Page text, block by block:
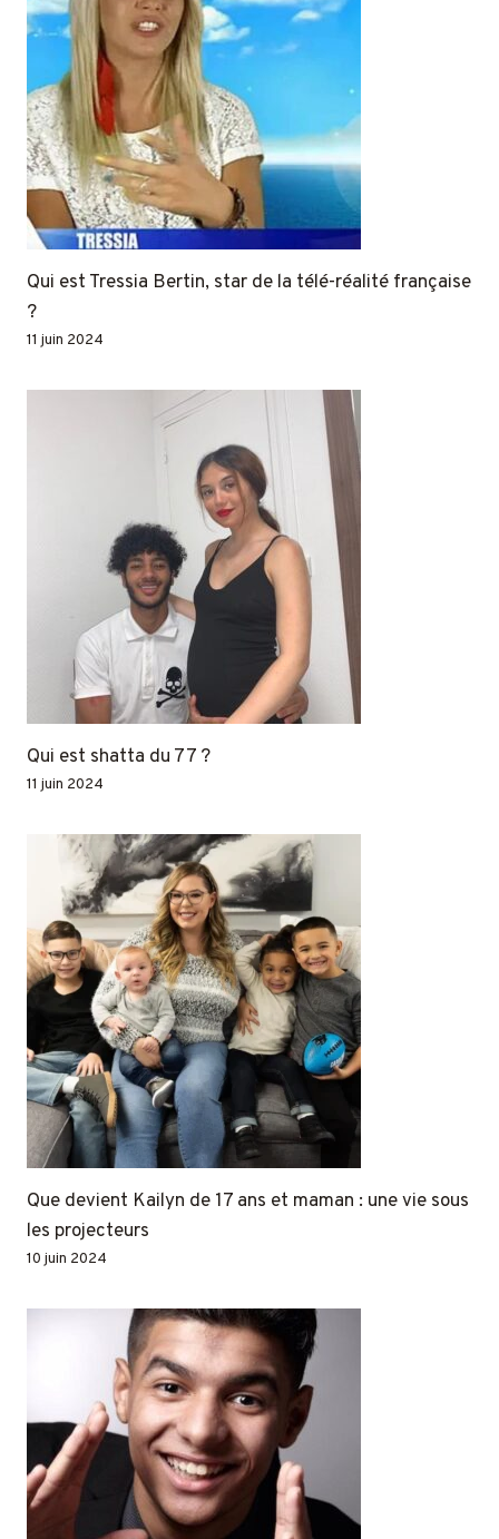
Qui est Tressia Bertin, star de la télé-réalité française
?
11 juin 2024
Qui est shatta du 77 ?
11 juin 2024
Que devient Kailyn de 17 ans et maman : une vie sous
les projecteurs
10 juin 2024